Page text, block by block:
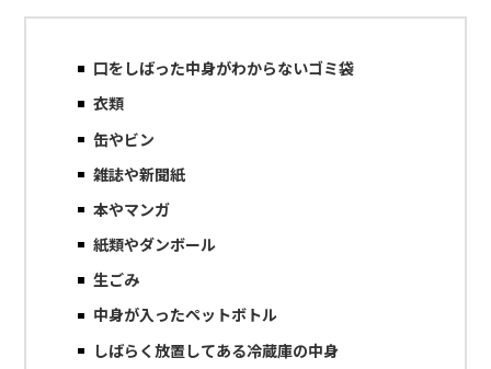
口をしばった中身がわからないゴミ袋
衣類
缶やビン
雑誌や新聞紙
本やマンガ
紙類やダンボール
生ごみ
中身が入ったペットボトル
しばらく放置してある冷蔵庫の中身